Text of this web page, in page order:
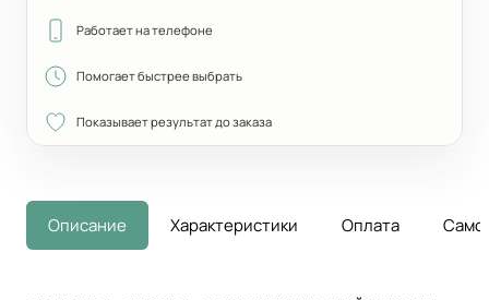
Работает на телефоне
Помогает быстрее выбрать
Показывает результат до заказа
Описание Характеристики Оплата